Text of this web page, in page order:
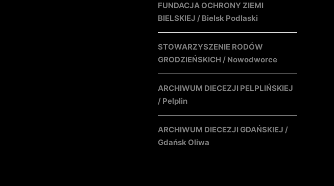
FUNDACJA OCHRONY ZIEMI
BIELSKIEJ / Bielsk Podlaski
STOWARZYSZENIE RODÓW
GRODZIEŃSKICH / Nowodworce
ARCHIWUM DIECEZJI PELPLIŃSKIEJ
/ Pelplin
ARCHIWUM DIECEZJI GDAŃSKIEJ /
Gdańsk Oliwa